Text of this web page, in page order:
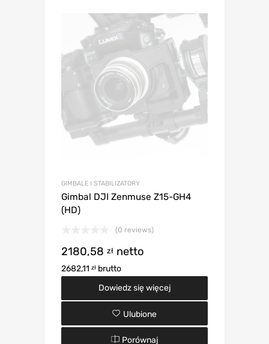
GIMBALE I STABILIZATORY
Gimbal DJI Zenmuse Z15-GH4
(HD)
(0 reviews)
2180,58 zł netto
2682,11 zł brutto
Dowiedz się więcej
Ulubione
Porównaj